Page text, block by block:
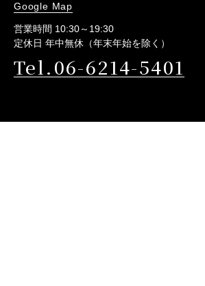
Google Map
営業時間 10:30～19:30
定休日 年中無休（年末年始を除く）
Tel.06-6214-5401